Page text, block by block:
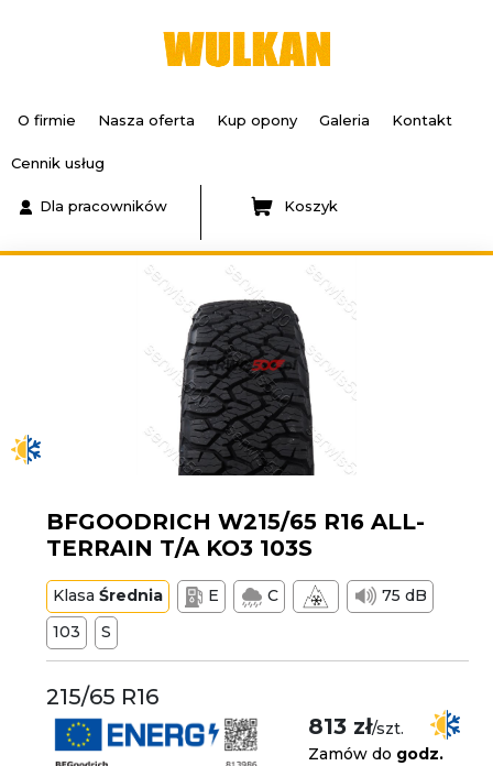
O firmie Nasza oferta Kup opony Galeria Kontakt
Cennik usług
Dla pracowników Koszyk
BFGOODRICH W215/65 R16 ALL-
TERRAIN T/A KO3 103S
KlasaŚrednia E C
75 dB
103
S
215/65 R16
813 zł/szt.
Zamów do godz.